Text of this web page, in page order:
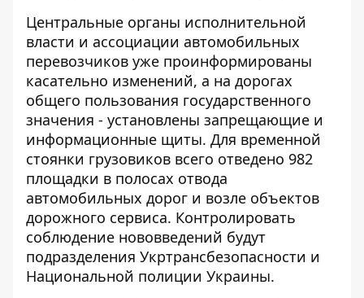
Центральные органы исполнительной
власти и ассоциации автомобильных
перевозчиков уже проинформированы
касательно изменений, а на дорогах
общего пользования государственного
значения - установлены запрещающие и
информационные щиты. Для временной
стоянки грузовиков всего отведено 982
площадки в полосах отвода
автомобильных дорог и возле объектов
дорожного сервиса. Контролировать
соблюдение нововведений будут
подразделения Укртрансбезопасности и
Национальной полиции Украины.